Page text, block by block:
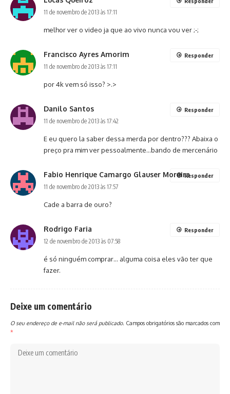
11 de novembro de 2013 às 17:11
melhor ver o video ja que ao vivo nunca vou ver ;-;
Francisco Ayres Amorim
11 de novembro de 2013 às 17:11
por 4k vem só isso? >.>
Responder
Danilo Santos
11 de novembro de 2013 às 17:42
E eu quero la saber dessa merda por dentro??? Abaixa o
preço pra mim ver pessoalmente…bando de mercenário
Responder
Fabio Henrique Camargo Glauser Moreira
11 de novembro de 2013 às 17:57
Cade a barra de ouro?
Responder
Rodrigo Faria
12 de novembro de 2013 às 07:58
é só ninguém comprar… alguma coisa eles vão ter que
fazer.
Responder
Deixe um comentário
O seu endereço de e-mail não será publicado. Campos obrigatórios são marcados com
*